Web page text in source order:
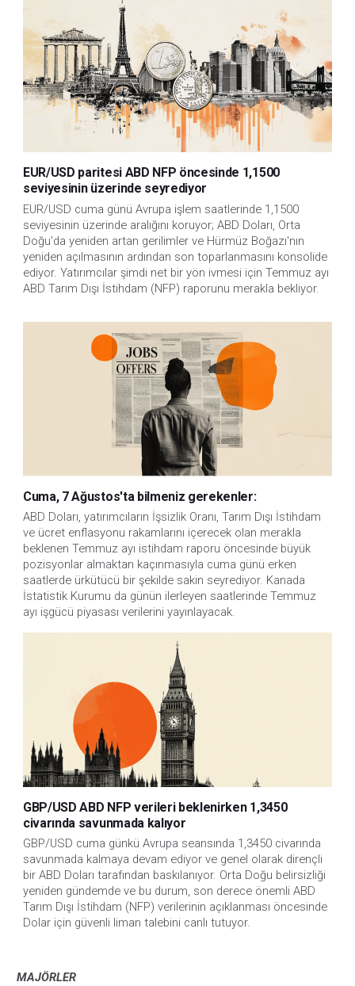
EUR/USD paritesi ABD NFP öncesinde 1,1500
seviyesinin üzerinde seyrediyor
EUR/USD cuma günü Avrupa işlem saatlerinde 1,1500
seviyesinin üzerinde aralığını koruyor; ABD Doları, Orta
Doğu'da yeniden artan gerilimler ve Hürmüz Boğazı'nın
yeniden açılmasının ardından son toparlanmasını konsolide
ediyor. Yatırımcılar şimdi net bir yön ivmesi için Temmuz ayı
ABD Tarım Dışı İstihdam (NFP) raporunu merakla bekliyor.
Cuma, 7 Ağustos'ta bilmeniz gerekenler:
ABD Doları, yatırımcıların İşsizlik Oranı, Tarım Dışı İstihdam
ve ücret enflasyonu rakamlarını içerecek olan merakla
beklenen Temmuz ayı istihdam raporu öncesinde büyük
pozisyonlar almaktan kaçınmasıyla cuma günü erken
saatlerde ürkütücü bir şekilde sakin seyrediyor. Kanada
İstatistik Kurumu da günün ilerleyen saatlerinde Temmuz
ayı işgücü piyasası verilerini yayınlayacak.
GBP/USD ABD NFP verileri beklenirken 1,3450
civarında savunmada kalıyor
GBP/USD cuma günkü Avrupa seansında 1,3450 civarında
savunmada kalmaya devam ediyor ve genel olarak dirençli
bir ABD Doları tarafından baskılanıyor. Orta Doğu belirsizliği
yeniden gündemde ve bu durum, son derece önemli ABD
Tarım Dışı İstihdam (NFP) verilerinin açıklanması öncesinde
Dolar için güvenli liman talebini canlı tutuyor.
MAJÖRLER